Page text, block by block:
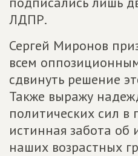
ЛДПР.
Сергей Миронов
всем
сдвинуть решение
Также выражу
политических сил в
истинная забота об
наших возрастных